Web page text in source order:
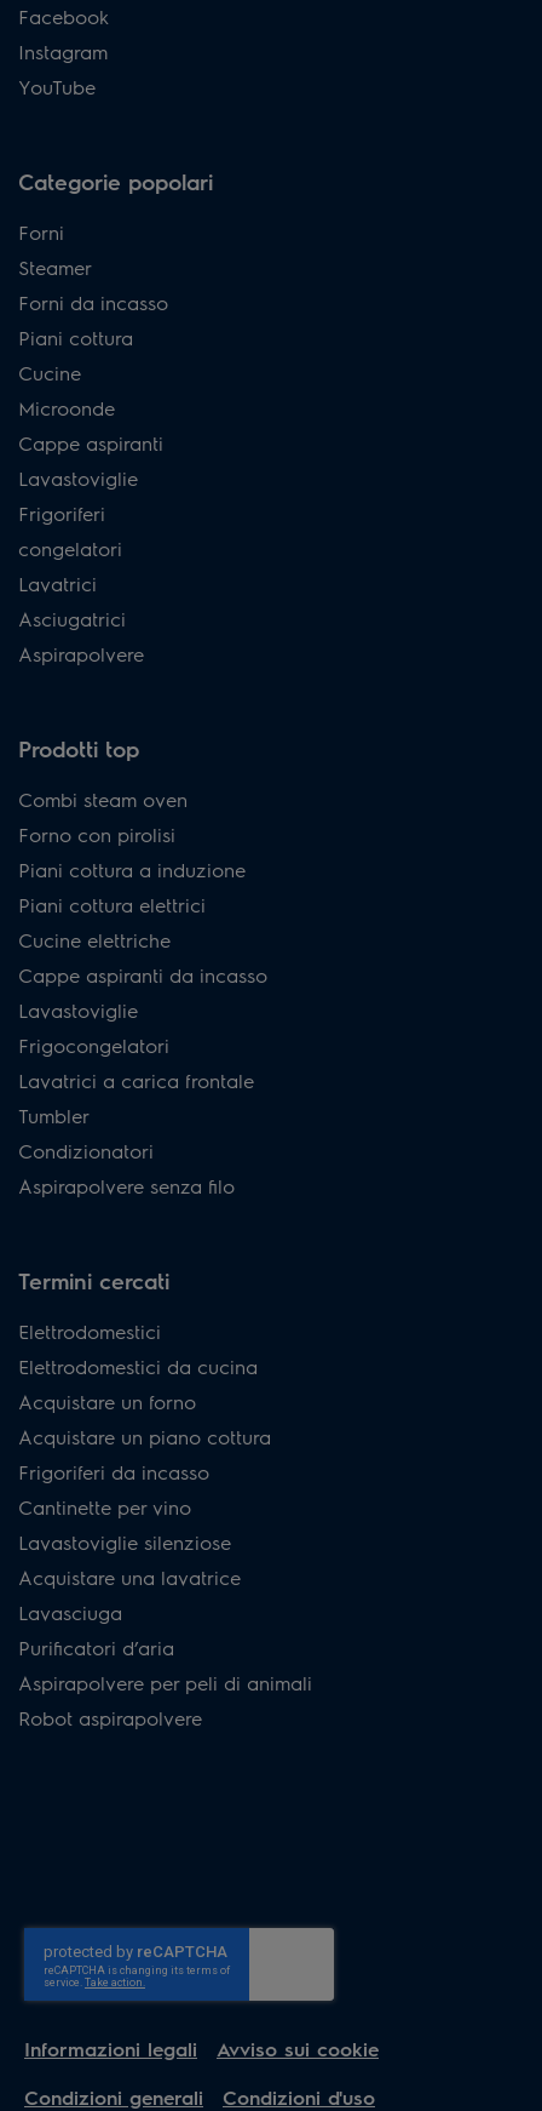
Facebook
Instagram
YouTube
Categorie popolari
Forni
Steamer
Forni da incasso
Piani cottura
Cucine
Microonde
Cappe aspiranti
Lavastoviglie
Frigoriferi
congelatori
Lavatrici
Asciugatrici
Aspirapolvere
Prodotti top
Combi steam oven
Forno con pirolisi
Piani cottura a induzione
Piani cottura elettrici
Cucine elettriche
Cappe aspiranti da incasso
Lavastoviglie
Frigocongelatori
Lavatrici a carica frontale
Tumbler
Condizionatori
Aspirapolvere senza filo
Termini cercati
Elettrodomestici
Elettrodomestici da cucina
Acquistare un forno
Acquistare un piano cottura
Frigoriferi da incasso
Cantinette per vino
Lavastoviglie silenziose
Acquistare una lavatrice
Lavasciuga
Purificatori d’aria
Aspirapolvere per peli di animali
Robot aspirapolvere
Informazioni legali
Avviso sui cookie
Condizioni generali
Condizioni d'uso